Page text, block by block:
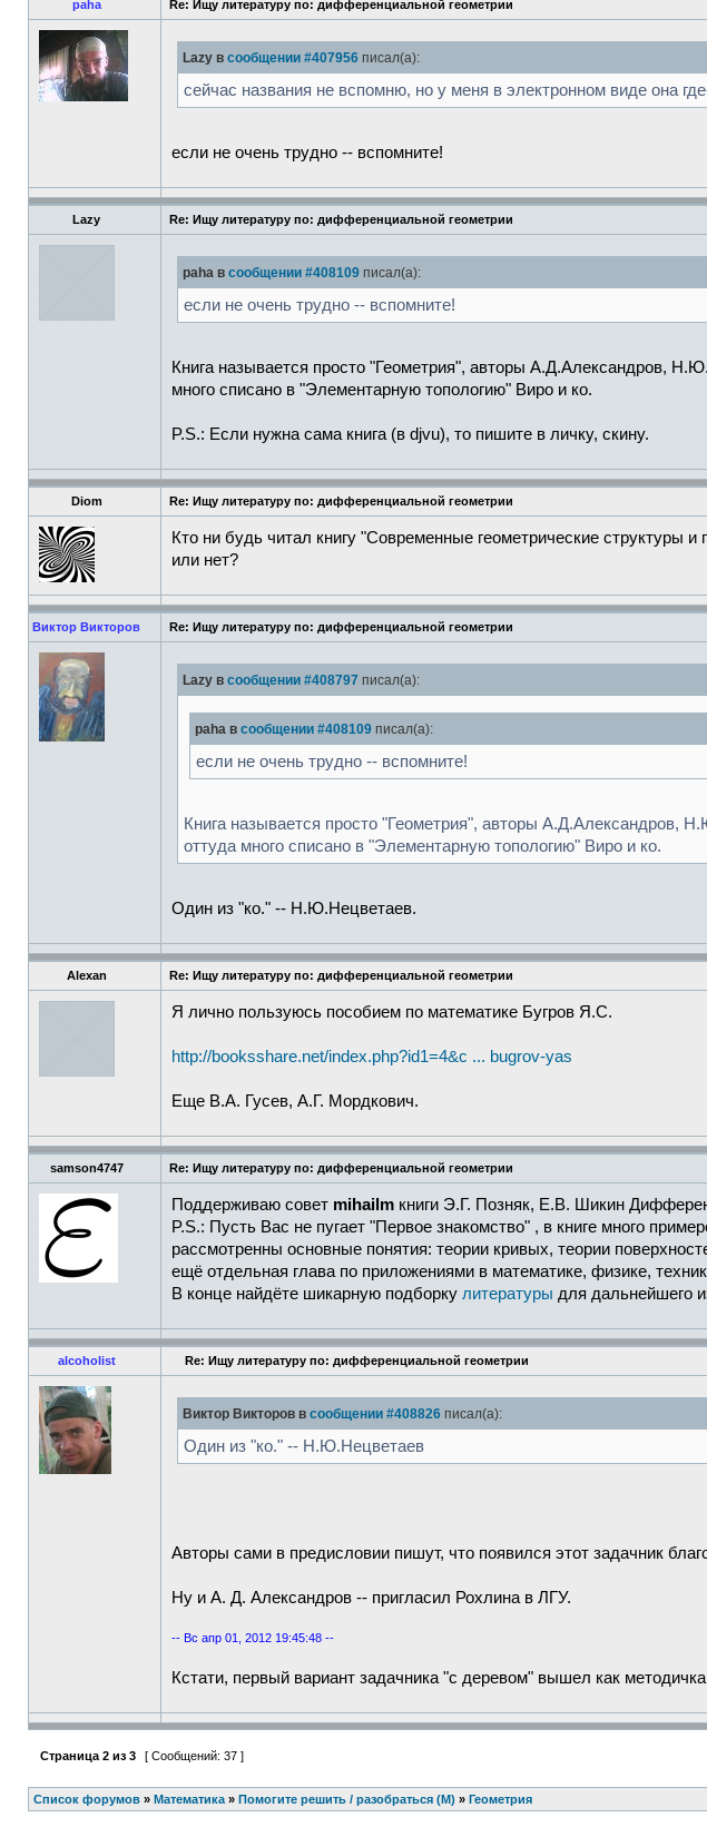
paha Re: Ищу литературу по: дифференциальной геометрии
Lazy в сообщении #407956 писал(а):
сейчас названия не вспомню, но у меня в электронном виде она
если не очень трудно -- вспомните!
Lazy Re: Ищу литературу по: дифференциальной геометрии
paha в сообщении #408109 писал(а):
если не очень трудно -- вспомните!
Книга называется просто "Геометрия", авторы А.Д.Александров,
много списано в "Элементарную топологию" Виро и ко.
P.S.: Если нужна сама книга (в djvu), то пишите в личку, скину.
Diom Re: Ищу литературу по: дифференциальной геометрии
Кто ни будь читал книгу "Современные геометрические
или нет?
Виктор Викторов Re: Ищу литературу по: дифференциальной геометрии
Lazy в сообщении #408797 писал(а):
paha в сообщении #408109 писал(а):
если не очень трудно -- вспомните!
Книга называется просто "Геометрия", авторы А.Д.Александров,
оттуда много списано в "Элементарную топологию" Виро и ко.
Один из "ко." -- Н.Ю.Нецветаев.
Alexan Re: Ищу литературу по: дифференциальной геометрии
Я лично пользуюсь пособием по математике Бугров Я.С.
http://booksshare.net/index.php?id1=4&c ... bugrov-yas
Еще В.А. Гусев, А.Г. Мордкович.
samson4747 Re: Ищу литературу по: дифференциальной геометрии
Поддерживаю совет mihailm книги Э.Г. Позняк, Е.В. Шикин
P.S.: Пусть Вас не пугает "Первое знакомство" , в книге много
рассмотренны основные понятия: теории кривых, теории
ещё отдельная глава по приложениями в математике, физике,
В конце найдёте шикарную подборку литературы для дальнейшего
alcoholist Re: Ищу литературу по: дифференциальной геометрии
Виктор Викторов в сообщении #408826 писал(а):
Один из "ко." -- Н.Ю.Нецветаев
Авторы сами в предисловии пишут, что появился этот задачник
Ну и А. Д. Александров -- пригласил Рохлина в ЛГУ.
-- Вс апр 01, 2012 19:45:48 --
Кстати, первый вариант задачника "с деревом" вышел как
Страница 2 из 3 [ Сообщений: 37 ]
Список форумов » Математика » Помогите решить / разобраться (М) » Геометрия